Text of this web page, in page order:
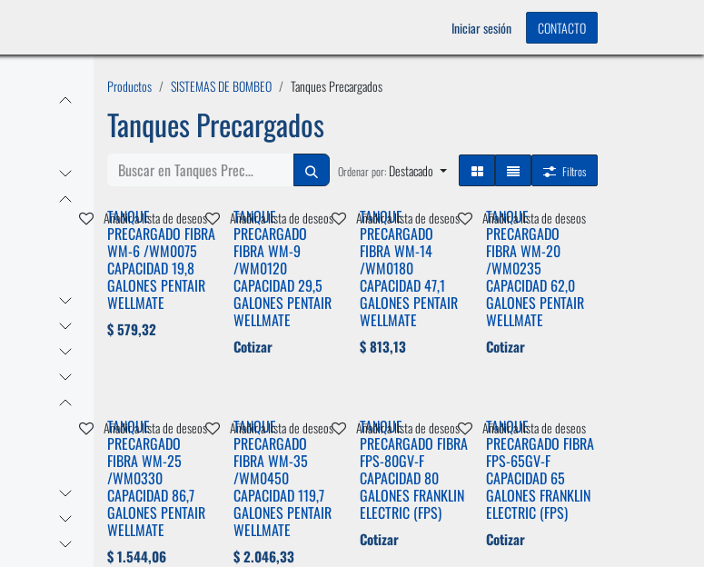
Iniciar sesión CONTACTO
Productos SISTEMAS DE BOMBEO Tanques Precargados
Tanques Precargados
Ordenar por: Destacado Filtros
TANQUE
PRECARGADO FIBRA
WM-6 /WM0075
CAPACIDAD 19,8
GALONES PENTAIR
WELLMATE
$579,32
Añadir a lista de deseos TANQUE
PRECARGADO
FIBRA WM-9
/WM0120
CAPACIDAD 29,5
GALONES PENTAIR
WELLMATE
Cotizar
Añadir a lista de deseos TANQUE
PRECARGADO
FIBRA WM-14
/WM0180
CAPACIDAD 47,1
GALONES PENTAIR
WELLMATE
$813,13
Añadir a lista de deseos TANQUE
PRECARGADO
FIBRA WM-20
/WM0235
CAPACIDAD 62,0
GALONES PENTAIR
WELLMATE
Cotizar
Añadir a lista de deseos
TANQUE
PRECARGADO
FIBRA WM-25
/WM0330
CAPACIDAD 86,7
GALONES PENTAIR
WELLMATE
$1.544,06
Añadir a lista de deseos TANQUE
PRECARGADO
FIBRA WM-35
/WM0450
CAPACIDAD 119,7
GALONES PENTAIR
WELLMATE
$2.046,33
Añadir a lista de deseos TANQUE
PRECARGADO FIBRA
FPS-80GV-F
CAPACIDAD 80
GALONES FRANKLIN
ELECTRIC (FPS)
Cotizar
Añadir a lista de deseos TANQUE
PRECARGADO FIBRA
FPS-65GV-F
CAPACIDAD 65
GALONES FRANKLIN
ELECTRIC (FPS)
Cotizar
Añadir a lista de deseos